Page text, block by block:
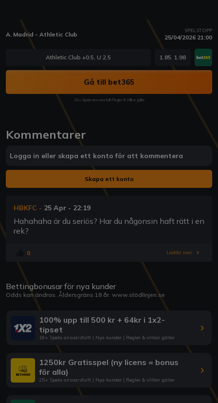
A. Madrid - Athletic Club SPELSTOPP
25/04/2026 21:00
Athletic Club +0.5, U 2.5 1.85. 1.98
Gå till bet365
18+ Spela ansvarsfullt Regler & Villkor gäller
Kommentarer
Logga in eller skapa ett konto för att kommentera
Skapa ett konto
HBKFC - 25 Apr - 22:19
Hahahaha är du seriös? Har du någonsin haft rätt i en
rek?
0 Ladda svar
Bettingbonusar för nya kunder
Odds kan ändras. Åldersgräns 18 år. www.stödlinjen.se
100% upp till 500 kr + 64kr i 1x2-
tipset
18+ Spela ansvarsfullt | Nya kunder | Regler & villkor gäller
1250kr Gratisspel (ny licens = bonus
för alla)
25+ Spela ansvarsfullt | Nya kunder | Regler & villkor gäller